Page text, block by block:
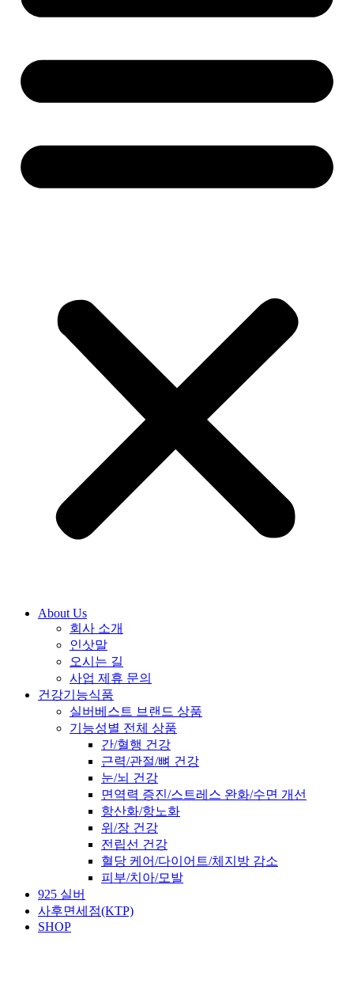
About Us
회사 소개
인삿말
오시는 길
사업 제휴 문의
건강기능식품
실버베스트 브랜드 상품
기능성별 전체 상품
간/혈행 건강
근력/관절/뼈 건강
눈/뇌 건강
면역력 증진/스트레스 완화/수면 개선
항산화/항노화
위/장 건강
전립선 건강
혈당 케어/다이어트/체지방 감소
피부/치아/모발
925 실버
사후면세점(KTP)
SHOP